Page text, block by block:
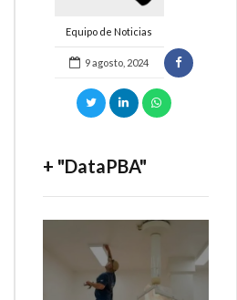
Equipo de Noticias
9 agosto, 2024
+ "DataPBA"